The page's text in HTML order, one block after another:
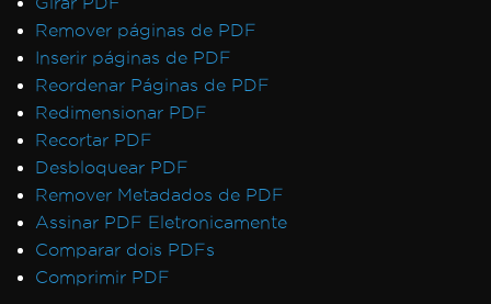
Remover páginas de PDF
Inserir páginas de PDF
Reordenar Páginas de PDF
Redimensionar PDF
Recortar PDF
Desbloquear PDF
Remover Metadados de PDF
Assinar PDF Eletronicamente
Comparar dois PDFs
Comprimir PDF